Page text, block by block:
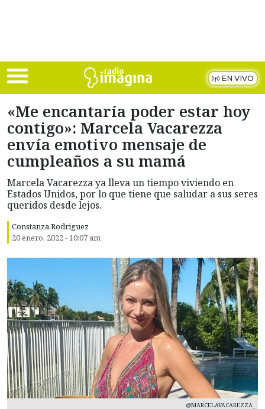
EN VIVO
«Me encantaría poder estar hoy
contigo»: Marcela Vacarezza
envía emotivo mensaje de
cumpleaños a su mamá
Marcela Vacarezza ya lleva un tiempo viviendo en
Estados Unidos, por lo que tiene que saludar a sus seres
queridos desde lejos.
Constanza Rodriguez
20 enero, 2022 - 10:07 am
@MARCELAVACAREZZA_